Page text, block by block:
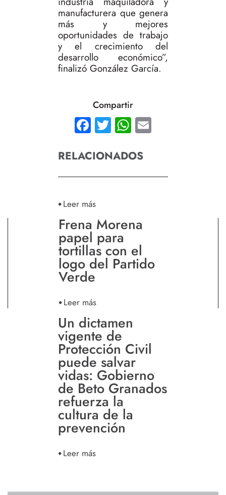
manufacturera que genera
más y mejores
oportunidades de trabajo
y el crecimiento del
desarrollo económico”,
finalizó González García.
Compartir
Facebook
TwitterWhatsApp
RELACIONADOS
Leer más
Frena Morena
papel para
tortillas con el
logo del Partido
Verde
Leer más
Un dictamen
vigente de
Protección Civil
puede salvar
vidas: Gobierno
de Beto Granados
refuerza la
cultura de la
prevención
Leer más